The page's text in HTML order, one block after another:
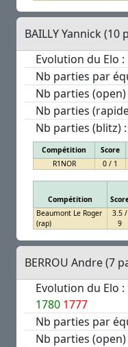
BAILLY Yannick (10
Evolution du Elo :
Nb parties par
Nb parties (open)
Nb parties
Nb parties (blitz)
Compétition Score
R1NOR
0 / 1
Compétition
Beaumont Le Roger
(rap)
3.5 /
9
BERROU Andre (7
Evolution du Elo :
1780 1777
Nb parties par
Nb parties (open)